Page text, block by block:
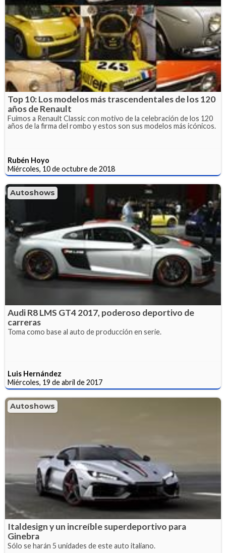
Top 10: Los modelos más trascendentales de los 120
años de Renault
Fuimos a Renault Classic con motivo de la celebración de los 120
años de la firma del rombo y estos son sus modelos más icónicos.
Rubén Hoyo
Miércoles, 10 de octubre de 2018
Autoshows
Audi R8 LMS GT4 2017, poderoso deportivo de
carreras
Toma como base al auto de producción en serie.
Luis Hernández
Miércoles, 19 de abril de 2017
Autoshows
Italdesign y un increíble superdeportivo para
Ginebra
Sólo se harán 5 unidades de este auto italiano.